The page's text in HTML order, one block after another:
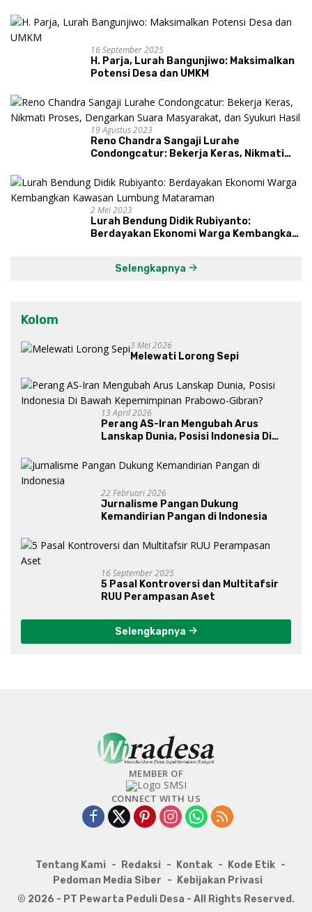
16 September 2025
H. Parja, Lurah Bangunjiwo: Maksimalkan
Potensi Desa dan UMKM
19 Agustus 2023
Reno Chandra Sangaji Lurahe
Condongcatur: Bekerja Keras, Nikmati
dan Syukuri Hasil
2 Mei 2023
Lurah Bendung Didik Rubiyanto:
Berdayakan Ekonomi Warga Kembangkan
Selengkapnya
Kolom
3 Mei 2026
Melewati Lorong Sepi
13 April 2026
Perang AS-Iran Mengubah Arus
Lanskap Dunia, Posisi Indonesia Di
Gibran?
22 Februari 2026
Jurnalisme Pangan Dukung
Kemandirian Pangan di Indonesia
16 September 2025
5 Pasal Kontroversi dan Multitafsir
RUU Perampasan Aset
Selengkapnya
MEMBER OF
CONNECT WITH US
Tentang Kami Redaksi Kontak
Kode Etik
Pedoman Media Siber
Kebijakan Privasi
© 2026 - PT Pewarta Peduli Desa - All Rights Reserved.